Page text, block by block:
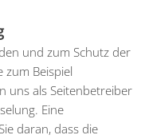
und zum Schutz der
Beispiel
uns als Seitenbetreiber
Eine
daran, dass die